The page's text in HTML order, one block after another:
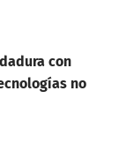
con
no